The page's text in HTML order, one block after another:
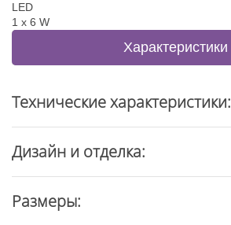
LED
1 x 6 W
Характеристики
Отзывы
Технические характеристики:
Дизайн и отделка:
Размеры: